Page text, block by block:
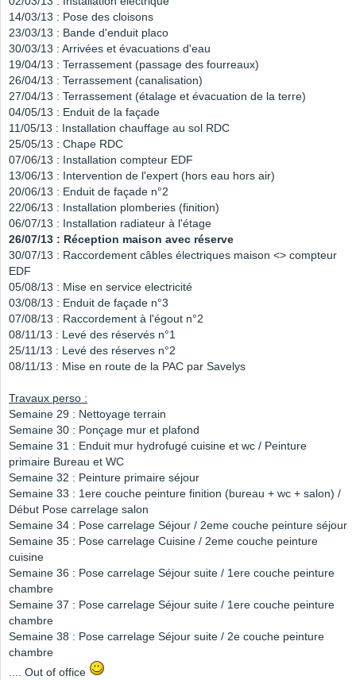
14/03/13 : Pose des cloisons
23/03/13 : Bande d'enduit placo
30/03/13 : Arrivées et évacuations d'eau
19/04/13 : Terrassement (passage des fourreaux)
26/04/13 : Terrassement (canalisation)
27/04/13 : Terrassement (étalage et évacuation de la terre)
04/05/13 : Enduit de la façade
11/05/13 : Installation chauffage au sol RDC
25/05/13 : Chape RDC
07/06/13 : Installation compteur EDF
13/06/13 : Intervention de l'expert (hors eau hors air)
20/06/13 : Enduit de façade n°2
22/06/13 : Installation plomberies (finition)
06/07/13 : Installation radiateur à l'étage
26/07/13 : Réception maison avec réserve
30/07/13 : Raccordement câbles électriques maison <> compteur
EDF
05/08/13 : Mise en service electricité
03/08/13 : Enduit de façade n°3
07/08/13 : Raccordement à l'égout n°2
08/11/13 : Levé des réservés n°1
25/11/13 : Levé des réserves n°2
08/11/13 : Mise en route de la PAC par Savelys
Travaux perso :
Semaine 29 : Nettoyage terrain
Semaine 30 : Ponçage mur et plafond
Semaine 31 : Enduit mur hydrofugé cuisine et wc / Peinture
primaire Bureau et WC
Semaine 32 : Peinture primaire séjour
Semaine 33 : 1ere couche peinture finition (bureau + wc + salon) /
Début Pose carrelage salon
Semaine 34 : Pose carrelage Séjour / 2eme couche peinture séjour
Semaine 35 : Pose carrelage Cuisine / 2eme couche peinture
cuisine
Semaine 36 : Pose carrelage Séjour suite / 1ere couche peinture
chambre
Semaine 37 : Pose carrelage Séjour suite / 1ere couche peinture
chambre
Semaine 38 : Pose carrelage Séjour suite / 2e couche peinture
chambre
.... Out of office